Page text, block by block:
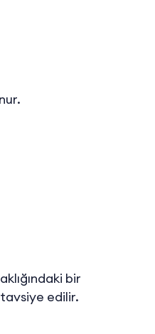
bir
edilir.